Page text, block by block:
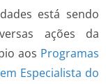
está sendo
ações da
aos Programas
Especialista do